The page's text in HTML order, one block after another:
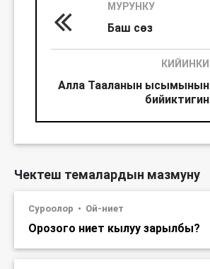
Чектеш темалардын мазмуну
Суроолор Ой-ниет
Орозого ниет кылуу зарылбы?
МУРУНКУ
Баш сөз
КИЙИНКИ
Алла Тааланын ысымынын
бийиктигин